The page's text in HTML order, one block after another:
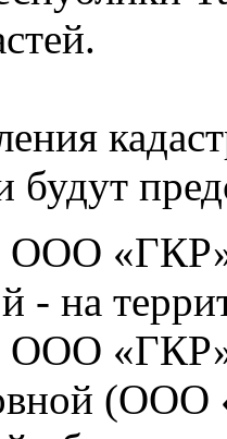
будут
ООО
- на
ООО
(ООО